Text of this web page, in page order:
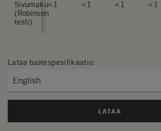
Sivumaku
(Robinson
testi)
< 1 < 1 < 1 < 1
Lataa tuotespesifikaatio:
LATAA